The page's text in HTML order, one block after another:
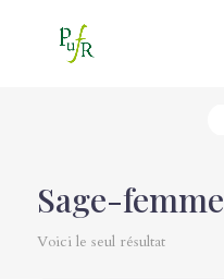
Sage-femme
Voici le seul résultat